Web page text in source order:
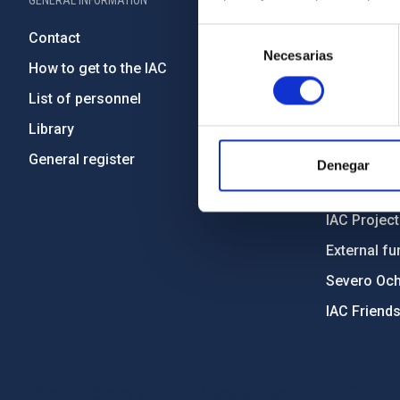
consentimiento
Necesarias
Denegar
Contact
How to get to the IAC
List of personnel
Library
General register
Gender
Forever
IAC
External
Severo
IAC Friends